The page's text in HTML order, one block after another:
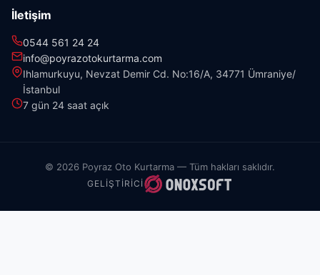
İletişim
0544 561 24 24
info@poyrazotokurtarma.com
Ihlamurkuyu, Nevzat Demir Cd. No:16/A, 34771 Ümraniye/
İstanbul
7 gün 24 saat açık
© 2026 Poyraz Oto Kurtarma — Tüm hakları saklıdır.
GELIŞTIRICI